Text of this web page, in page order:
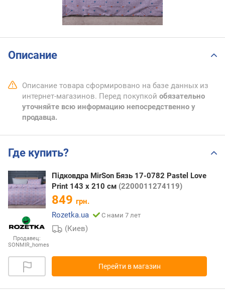
Описание
Описание товара сформировано на базе данных из
интернет-магазинов. Перед покупкой обязательно
уточняйте всю информацию непосредственно у
продавца.
Где купить?
Продавец:
SONMIR_homes
Підковдра MirSon Бязь 17-0782 Pastel Love
Print 143 x 210 см (2200011274119)
849 грн.
Rozetka.ua
С нами 7 лет
(Киев)
Перейти в магазин